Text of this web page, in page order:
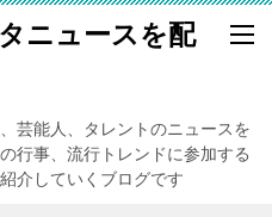
ニュースを配
芸能人、タレントのニュースを
行事、流行トレンドに参加する
介していくブログです